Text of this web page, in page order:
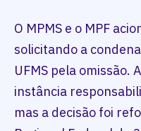
O MPMS e o MPF
solicitando a
UFMS pela omissão.
instância
mas a decisão foi